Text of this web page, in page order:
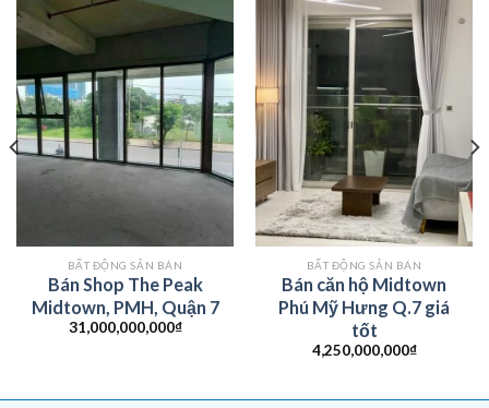
BẤT ĐỘNG SẢN BÁN
Bán Shop The Peak
Midtown, PMH, Quận 7
31,000,000,000₫
BẤT ĐỘNG SẢN BÁN
Bán căn hộ Midtown
Phú Mỹ Hưng Q.7 giá
tốt
4,250,000,000₫